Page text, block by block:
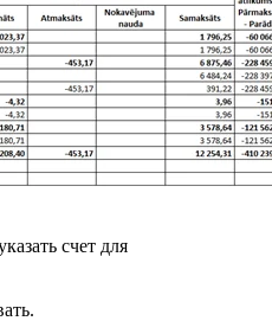
счет для